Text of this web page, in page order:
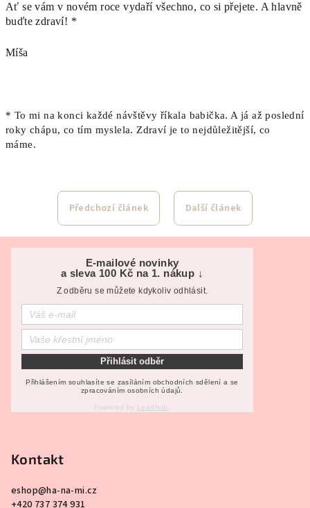
Ať se vám v novém roce vydaří všechno, co si přejete. A hlavně
buďte zdraví! *
Míša
* To mi na konci každé návštěvy říkala babička. A já až poslední
roky chápu, co tím myslela. Zdraví je to nejdůležitější, co
máme.
Předchozí článek Další článek
E-mailové novinky
a sleva 100 Kč na 1. nákup ↓
Z odběru se můžete kdykoliv odhlásit.
Přihlásit odběr
Přihlášením souhlasíte se zasíláním obchodních sdělení a se
zpracováním osobních údajů.
Powered by Leadhub .
Kontakt
eshop@ha-na-mi.cz
+420 737 374 931